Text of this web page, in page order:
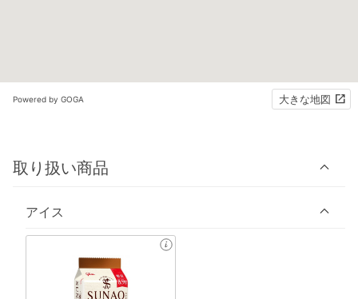
Powered by GOGA 大きな地図
取り扱い商品
アイス